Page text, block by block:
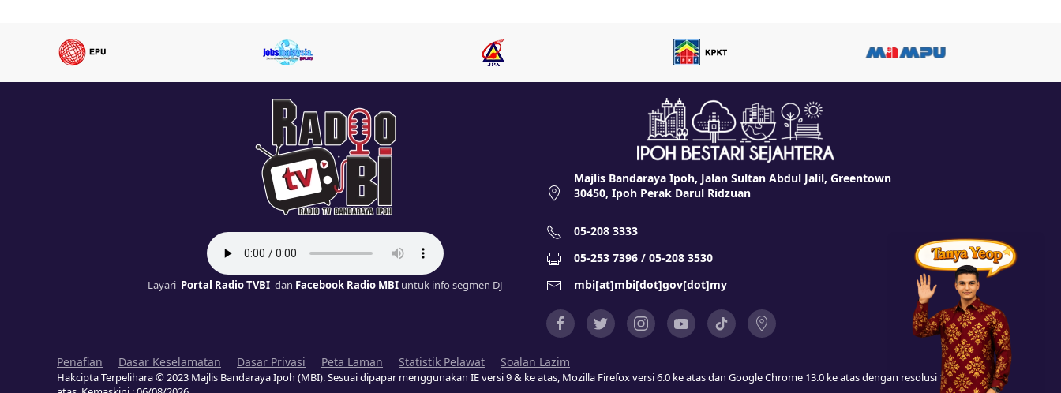
Layari Portal Radio TVBI dan Facebook Radio MBI untuk info segmen DJ
Majlis Bandaraya Ipoh, Jalan Sultan Abdul Jalil, Greentown
30450, Ipoh Perak Darul Ridzuan
05-208 3333
05-253 7396 / 05-208 3530
mbi[at]mbi[dot]gov[dot]my
Penafian Dasar Keselamatan Dasar Privasi Peta Laman Statistik Pelawat Soalan Lazim
Hakcipta Terpelihara © 2023 Majlis Bandaraya Ipoh (MBI). Sesuai dipapar menggunakan IE versi 9 & ke atas, Mozilla Firefox versi 6.0 ke atas dan Google Chrome 13.0 ke atas dengan resolusi 1024 x 768 ke